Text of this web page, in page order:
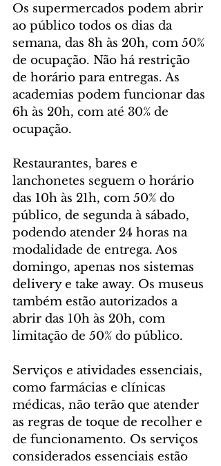
Os supermercados podem abrir
ao público todos os dias da
semana, das 8h às 20h, com 50%
de ocupação. Não há restrição
de horário para entregas. As
academias podem funcionar das
6h às 20h, com até 30% de
ocupação.
Restaurantes, bares e
lanchonetes seguem o horário
das 10h às 21h, com 50% do
público, de segunda à sábado,
podendo atender 24 horas na
modalidade de entrega. Aos
domingo, apenas nos sistemas
delivery e take away. Os museus
também estão autorizados a
abrir das 10h às 20h, com
limitação de 50% do público.
Serviços e atividades essenciais,
como farmácias e clínicas
médicas, não terão que atender
as regras de toque de recolher e
de funcionamento. Os serviços
considerados essenciais estão